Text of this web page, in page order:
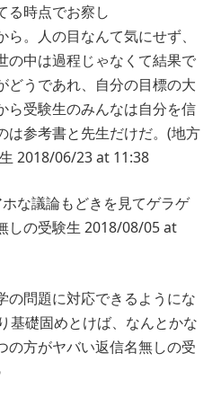
る時点でお察し
。人の目なんて気にせず、
の中は過程じゃなくて結果で
どうであれ、自分の目標の大
ら受験生のみんなは自分を信
は参考書と先生だけだ。(地方
2018/06/23 at 11:38
な議論もどきを見てゲラゲ
しの受験生 2018/08/05 at
の問題に対応できるようにな
基礎固めとけば、なんとかな
の方がヤバい返信名無しの受